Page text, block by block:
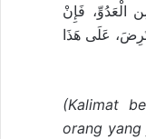
فَإِنْ
عَلَى هَذَا
(Kalimat
orang yang